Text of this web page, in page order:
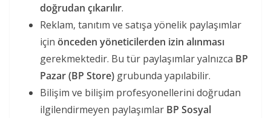
doğrudan çıkarılır.
Reklam, tanıtım ve satışa yönelik paylaşımlar
için önceden yöneticilerden izin alınması
gerekmektedir. Bu tür paylaşımlar yalnızca BP
Pazar (BP Store) grubunda yapılabilir.
Bilişim ve bilişim profesyonellerini doğrudan
ilgilendirmeyen paylaşımlar BP Sosyal